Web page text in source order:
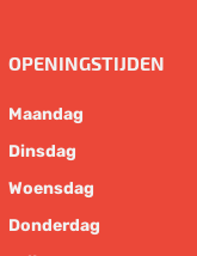
OPENINGSTIJDEN
Maandag
Dinsdag
Woensdag
Donderdag